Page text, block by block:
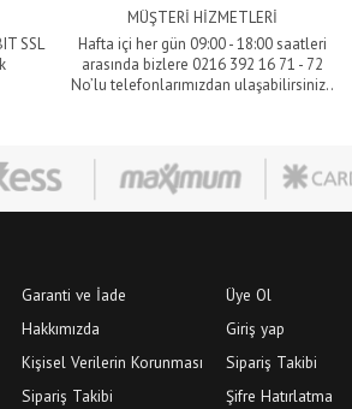
SSL
MÜŞTERİ HİZMETLERİ
Hafta içi her gün 09:00 - 18:00 saatleri
arasında bizlere 0216 392 16 71 - 72
No’lu telefonlarımızdan ulaşabilirsiniz..
Garanti ve İade
Hakkımızda
Kişisel Verilerin Korunması
Sipariş Takibi
Üye Ol
Giriş yap
Sipariş Takibi
Şifre Hatırlatma